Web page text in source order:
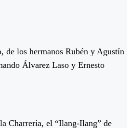
de los hermanos Rubén y Agustín
Álvarez Laso y Ernesto
Charrería, el “Ilang-Ilang” de